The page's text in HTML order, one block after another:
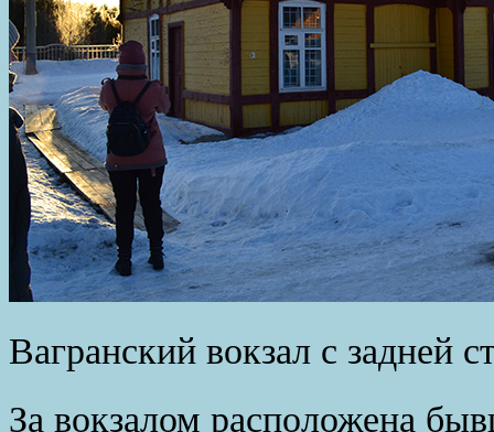
Вагранский вокзал с задней
За вокзалом расположена